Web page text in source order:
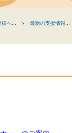
新着情報
関係機関の方へ
フリーページタイト
様へ 最新の支援情報